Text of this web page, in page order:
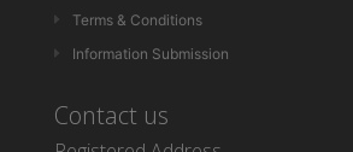
Terms & Conditions
Information Submission
Contact us